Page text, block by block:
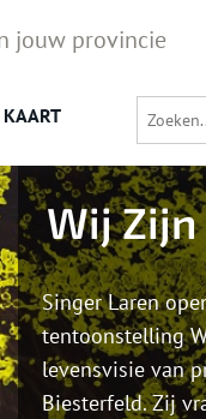
jouw provincie
KAART
Wij
Singer Laren
tentoonstelling
levensvisie van
Biesterfeld. Zij